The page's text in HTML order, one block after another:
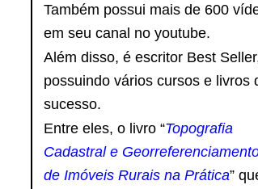
Também possui mais de 600
em seu canal no youtube.
Além disso, é escritor Best
possuindo vários cursos e livros
sucesso.
Entre eles, o livro “Topografia
Cadastral e
de Imóveis Rurais na Prática”